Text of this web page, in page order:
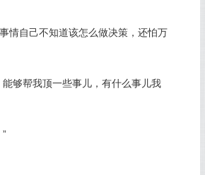
情自己不知道该怎么做决策，还怕万
够帮我顶一些事儿，有什么事儿我